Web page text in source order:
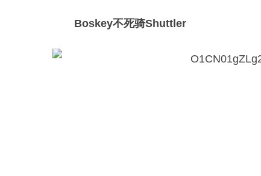
Boskey不死骑Shuttler